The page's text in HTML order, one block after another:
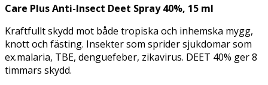
Care Plus Anti-Insect Deet Spray 40%, 15 ml
Kraftfullt skydd mot både tropiska och inhemska mygg,
knott och fästing. Insekter som sprider sjukdomar som
ex.malaria, TBE, denguefeber, zikavirus. DEET 40% ger 8
timmars skydd.